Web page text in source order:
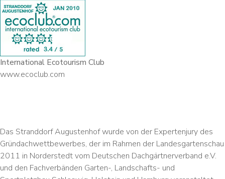
International Ecotourism Club
www.ecoclub.com
Das Stranddorf Augustenhof wurde von der Expertenjury des
Gründachwettbewerbes, der im Rahmen der Landesgartenschau
2011 in Norderstedt vom Deutschen Dachgärtnerverband e.V.
und den Fachverbänden Garten-, Landschafts- und